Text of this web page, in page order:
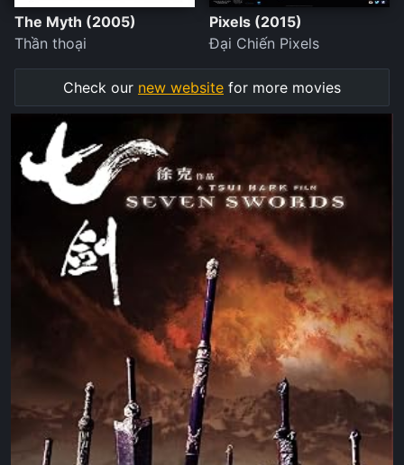
The Myth (2005)
Thần thoại
Pixels (2015)
Đại Chiến Pixels
Check our new website for more movies